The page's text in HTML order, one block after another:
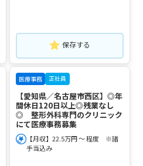
保存する
医療事務 正社員
【愛知県／名古屋市西区】◎年
間休日120日以上◎残業なし
◎ 整形外科専門のクリニック
にて医療事務募集
【月収】22.5万円 ～ 程度 ※諸
手当込み